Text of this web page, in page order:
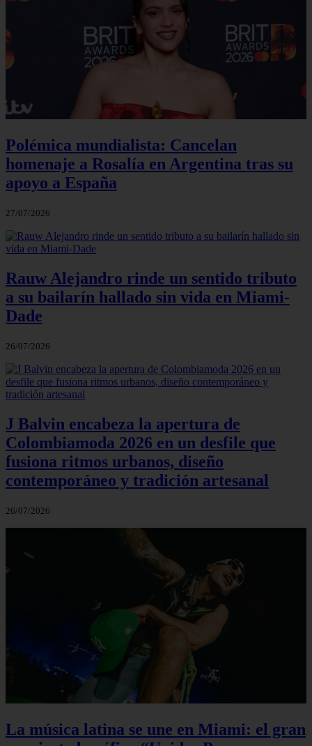
Polémica mundialista: Cancelan
homenaje a Rosalía en Argentina tras su
apoyo a España
27/07/2026
Rauw Alejandro rinde un sentido tributo
a su bailarín hallado sin vida en Miami-
Dade
26/07/2026
J Balvin encabeza la apertura de
Colombiamoda 2026 en un desfile que
fusiona ritmos urbanos, diseño
contemporáneo y tradición artesanal
26/07/2026
La música latina se une en Miami: el gran